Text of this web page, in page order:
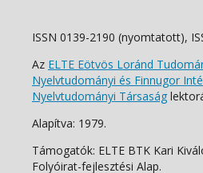
ISSN 0139-2190 (nyomtatott),
Az ELTE Eötvös Loránd
Nyelvtudományi és Finnugor
Nyelvtudományi Társaság
Alapítva: 1979.
Támogatók: ELTE BTK Kari
Folyóirat-fejlesztési Alap.